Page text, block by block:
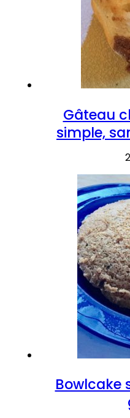
Gâteau
simple,
Bowlcake